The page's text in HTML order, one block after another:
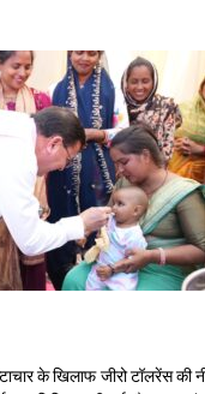
के खिलाफ जीरो टॉलरेंस की